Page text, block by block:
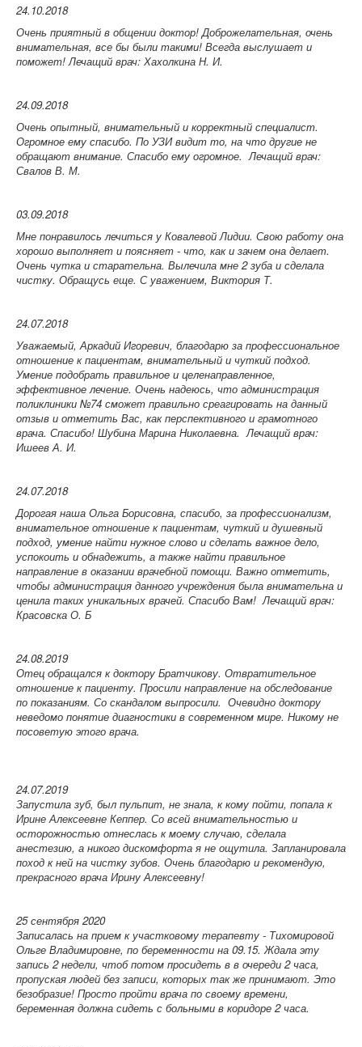
24.10.2018
Очень приятный в общении доктор! Доброжелательная, очень
внимательная, все бы были такими! Всегда выслушает и
поможет!Лечащий врач: Хахолкина Н. И.
24.09.2018
Очень опытный, внимательный и корректный специалист.
Огромное ему спасибо. По УЗИ видит то, на что другие не
обращают внимание. Спасибо ему огромное.Лечащий врач:
Свалов В. М.
03.09.2018
Мне понравилось лечиться у Ковалевой Лидии. Свою работу она
хорошо выполняет и поясняет - что, как и зачем она делает.
Очень чутка и старательна. Вылечила мне 2 зуба и сделала
чистку. Обращусь еще. С уважением, Виктория Т.
24.07.2018
Уважаемый, Аркадий Игоревич, благодарю за профессиональное
отношение к пациентам, внимательный и чуткий подход.
Умение подобрать правильное и целенаправленное,
эффективное лечение. Очень надеюсь, что администрация
поликлиники №74 сможет правильно среагировать на данный
отзыв и отметить Вас, как перспективного и грамотного
врача. Спасибо! Шубина Марина Николаевна.Лечащий врач:
Ишеев А. И.
24.07.2018
Дорогая наша Ольга Борисовна, спасибо, за профессионализм,
внимательное отношение к пациентам, чуткий и душевный
подход, умение найти нужное слово и сделать важное дело,
успокоить и обнадежить, а также найти правильное
направление в оказании врачебной помощи. Важно отметить,
чтобы администрация данного учреждения была внимательна и
ценила таких уникальных врачей. Спасибо Вам!Лечащий врач:
Красовска О. Б
24.08.2019
Отец обращался к доктору Братчикову. Отвратительное
отношение к пациенту. Просили направление на обследование
по показаниям. Со скандалом выпросили. Очевидно доктору
неведомо понятие диагностики в современном мире. Никому не
посоветую этого врача.
24.07.2019
Запустила зуб, был пульпит, не знала, к кому пойти, попала к
Ирине Алексеевне Кеппер. Со всей внимательностью и
осторожностью отнеслась к моему случаю, сделала
анестезию, а никого дискомфорта я не ощутила. Запланировала
поход к ней на чистку зубов. Очень благодарю и рекомендую,
прекрасного врача Ирину Алексеевну!
25 сентября 2020
Записалась на прием к участковому терапевту - Тихомировой
Ольге Владимировне, по беременности на 09.15. Ждала эту
запись 2 недели, чтоб потом просидеть в в очереди 2 часа,
пропуская людей без записи, которых так же принимают. Это
безобразие! Просто пройти врача по своему времени,
беременная должна сидеть с больными в коридоре 2 часа.